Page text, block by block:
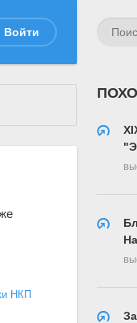
Войти
НКП